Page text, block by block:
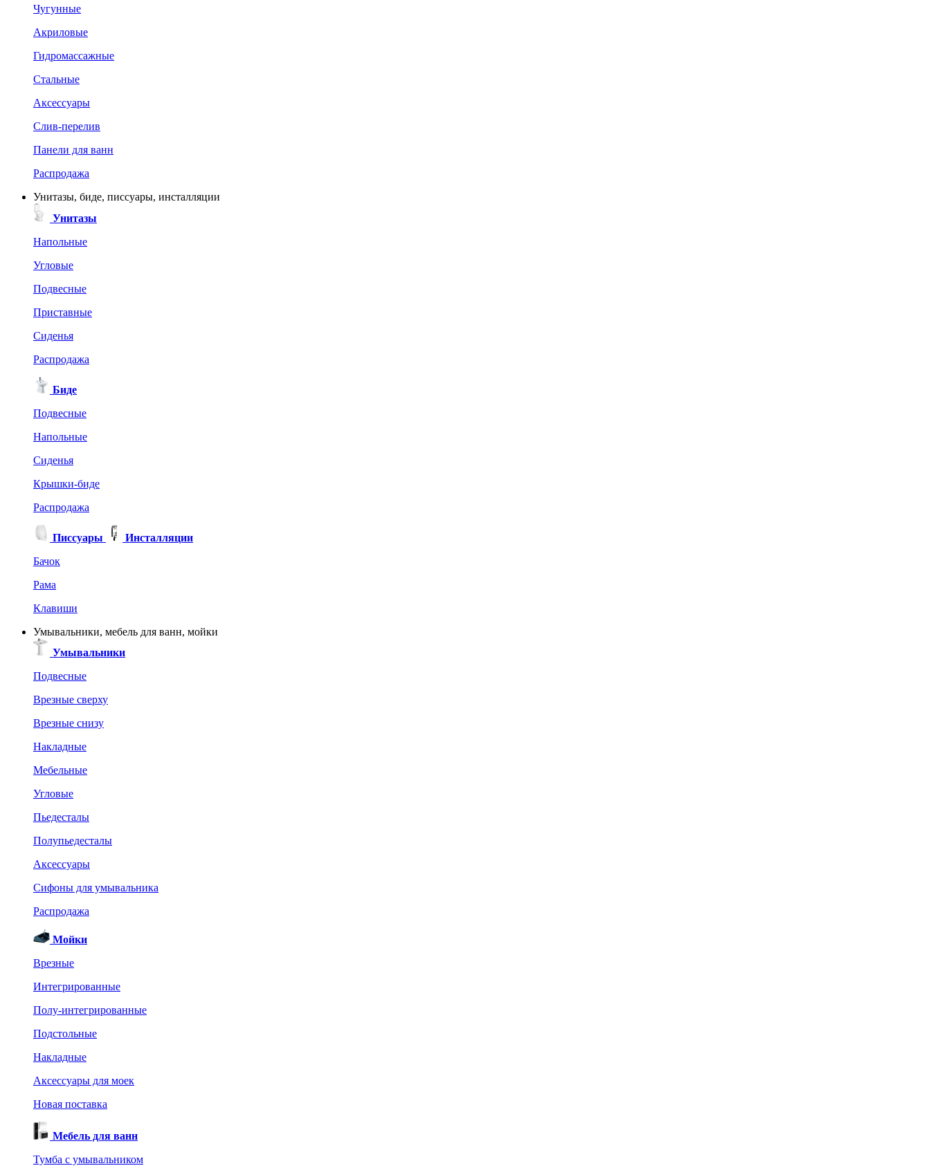
Чугунные
Акриловые
Гидромассажные
Стальные
Аксессуары
Слив-перелив
Панели для ванн
Распродажа
Унитазы, биде, писсуары, инсталляции
Унитазы
Напольные
Угловые
Подвесные
Приставные
Сиденья
Распродажа
Биде
Подвесные
Напольные
Сиденья
Крышки-биде
Распродажа
Писсуары
Инсталляции
Бачок
Рама
Клавиши
Умывальники, мебель для ванн, мойки
Умывальники
Подвесные
Врезные сверху
Врезные снизу
Накладные
Мебельные
Угловые
Пьедесталы
Полупьедесталы
Аксессуары
Сифоны для умывальника
Распродажа
Мойки
Врезные
Интегрированные
Полу-интегрированные
Подстольные
Накладные
Аксессуары для моек
Новая поставка
Мебель для ванн
Тумба с умывальником